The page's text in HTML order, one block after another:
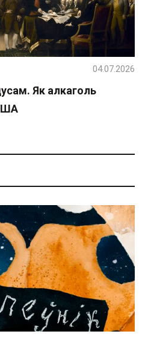
Як алкаголь
04.07.2026